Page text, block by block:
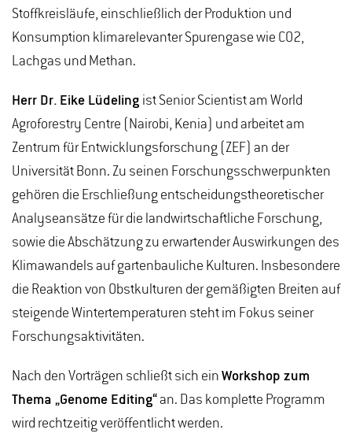
Stoffkreisläufe, einschließlich der Produktion und
Konsumption klimarelevanter Spurengase wie CO2,
Lachgas und Methan.
Herr Dr. Eike Lüdeling ist Senior Scientist am World
Agroforestry Centre (Nairobi, Kenia) und arbeitet am
Zentrum für Entwicklungsforschung (ZEF) an der
Universität Bonn. Zu seinen Forschungsschwerpunkten
gehören die Erschließung entscheidungstheoretischer
Analyseansätze für die landwirtschaftliche Forschung,
sowie die Abschätzung zu erwartender Auswirkungen des
Klimawandels auf gartenbauliche Kulturen. Insbesondere
die Reaktion von Obstkulturen der gemäßigten Breiten auf
steigende Wintertemperaturen steht im Fokus seiner
Forschungsaktivitäten.
Nach den Vorträgen schließt sich ein Workshop zum
Thema „Genome Editing“ an. Das komplette Programm
wird rechtzeitig veröffentlicht werden.